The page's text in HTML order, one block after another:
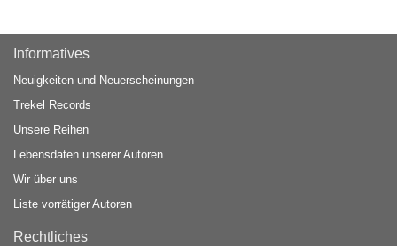
Informatives
Neuigkeiten und Neuerscheinungen
Trekel Records
Unsere Reihen
Lebensdaten unserer Autoren
Wir über uns
Liste vorrätiger Autoren
Rechtliches